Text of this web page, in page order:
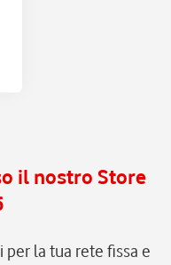
il nostro Store
la tua rete fissa e